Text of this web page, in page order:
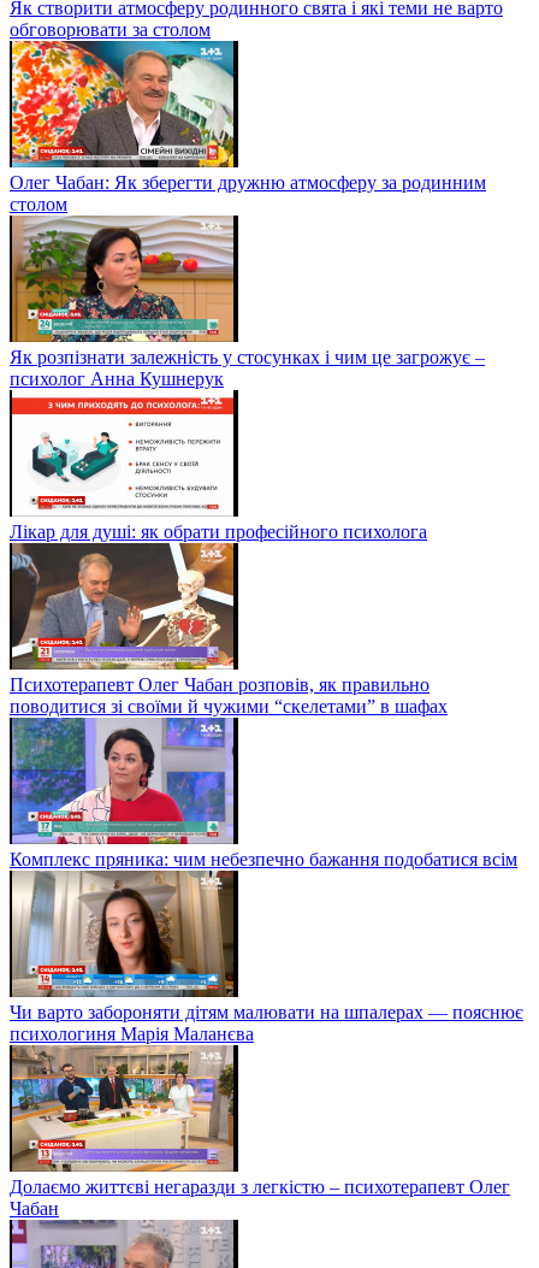
Як створити атмосферу родинного свята і які теми не варто
обговорювати за столом
Олег Чабан: Як зберегти дружню атмосферу за родинним
столом
Як розпізнати залежність у стосунках і чим це загрожує –
психолог Анна Кушнерук
Лікар для душі: як обрати професійного психолога
Психотерапевт Олег Чабан розповів, як правильно
поводитися зі своїми й чужими “скелетами” в шафах
Комплекс пряника: чим небезпечно бажання подобатися всім
Чи варто забороняти дітям малювати на шпалерах — пояснює
психологиня Марія Маланєва
Долаємо життєві негаразди з легкістю – психотерапевт Олег
Чабан